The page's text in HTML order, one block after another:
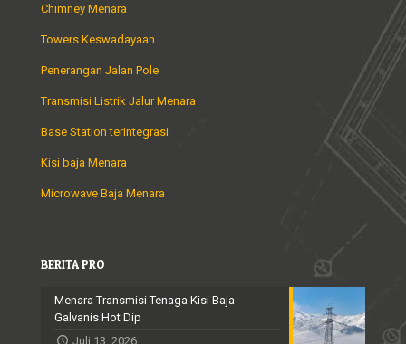
Chimney Menara
Towers Keswadayaan
Penerangan Jalan Pole
Transmisi Listrik Jalur Menara
Base Station terintegrasi
Kisi baja Menara
Microwave Baja Menara
BERITA PRO
Menara Transmisi Tenaga Kisi Baja
Galvanis Hot Dip
Juli 13, 2026